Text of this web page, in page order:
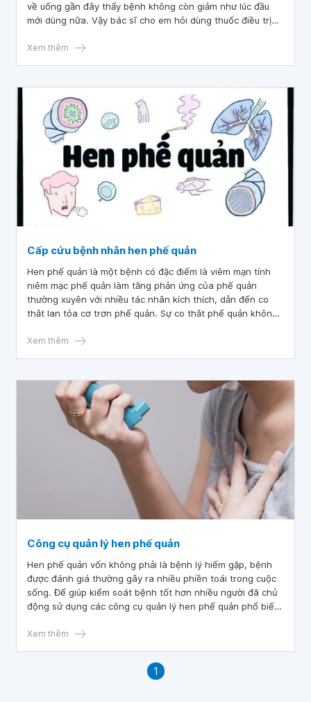
về uống gần đây thấy bệnh không còn giảm như lúc đầu
mới dùng nữa. Vậy bác sĩ cho em hỏi dùng thuốc điều trị
Xem thêm
Cấp cứu bệnh nhân hen phế quản
Hen phế quản là một bệnh có đặc điểm là viêm mạn tính
niêm mạc phế quản làm tăng phản ứng của phế quản
thường xuyên với nhiều tác nhân kích thích, dẫn đến co
thắt lan tỏa cơ trơn phế quản. Sự co thắt phế quản không
dùng thuốc giãn phế quản.
Xem thêm
Công cụ quản lý hen phế quản
Hen phế quản vốn không phải là bệnh lý hiếm gặp, bệnh
được đánh giá thường gây ra nhiều phiền toái trong cuộc
sống. Để giúp kiểm soát bệnh tốt hơn nhiều người đã chủ
động sử dụng các công cụ quản lý hen phế quản phổ biến
Xem thêm
1